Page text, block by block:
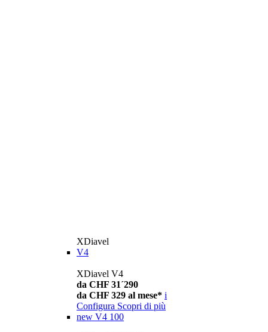
XDiavel
V4
XDiavel V4
da CHF 31´290
da CHF 329 al mese* i
Configura Scopri di più
new V4 100